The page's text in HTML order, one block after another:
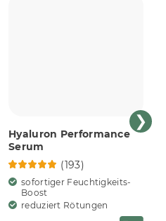
❯
Hyaluron Performance
Serum
(193)
sofortiger Feuchtigkeits-
Boost
reduziert Rötungen